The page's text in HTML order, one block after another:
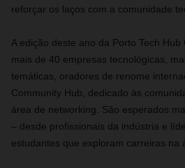
reforçar os laços com a comunidade
A edição deste ano da Porto Tech
mais de 40 empresas tecnológicas,
temáticas, oradores de renome
Community Hub, dedicado às
área de networking. São esperados
– desde profissionais da indústria e
estudantes que exploram carreiras na